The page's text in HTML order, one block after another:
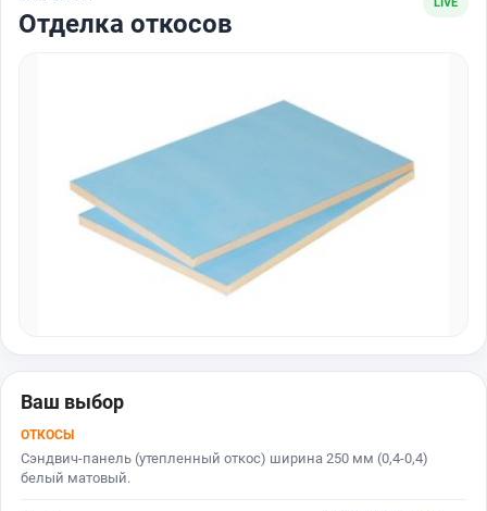
Отделка откосов
LIVE
Ваш выбор
ОТКОСЫ
Сэндвич-панель (утепленный откос) ширина 250 мм (0,4-0,4)
белый матовый.